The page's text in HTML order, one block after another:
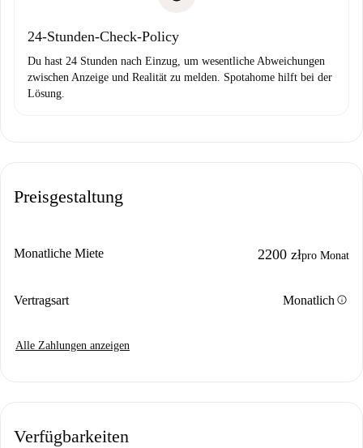
24-Stunden-Check-Policy
Du hast 24 Stunden nach Einzug, um wesentliche Abweichungen
zwischen Anzeige und Realität zu melden. Spotahome hilft bei der
Lösung.
Preisgestaltung
Monatliche Miete 2200 złpro Monat
Vertragsart Monatlich info
Alle Zahlungen anzeigen
Verfügbarkeiten